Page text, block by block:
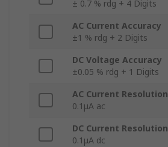
± 0.7 % rdg + 4 Digits
AC Current Accuracy
±1 % rdg + 2 Digits
DC Voltage Accuracy
±0.05 % rdg + 1 Digits
AC Current Resolution
0.1μA ac
DC Current Resolution
0.1μA dc